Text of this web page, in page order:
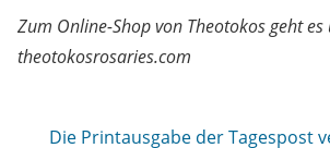
Zum Online-Shop von Theotokos geht es
theotokosrosaries.com
Die Printausgabe der Tagespost